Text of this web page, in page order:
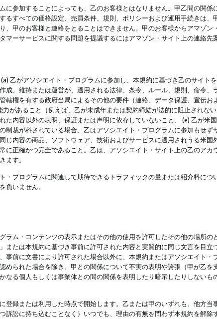
に参加することによっても、乙のお客様とはなりません。甲乙間の関
るすべての価格設定、売買条件、規則、ポリシーおよび運用手続きは
、甲のお客様と連絡をとることはできません。甲のお客様からアマゾ
マーサービスに関する問題を提議するにはアマゾン・サイト上の連絡先
乙がアソシエイト・プログラムに参加し、本規約に基づき乙のサイト
成、維持または運営が、適用される法律、条令、ルール、規則、命令
轄権を有する政府当局によるその他の要件（連絡、データ保護、宣伝
があること（例えば、乙が未成年または契約締結が法的に阻止されな
た内容以外の表明、保証または声明に依存していないこと、 (e) 乙が米
制裁が科されている場合、乙はアソシエイト・プログラムに参加もせ
じ内容の商品、ソフトウェア、技術およびサービスに適用されうる米
に正確かつ完全であること。乙は、アソシエイト・サイト上の乙のア
ます。
・プログラムに関連して期待できるトラフィックの量または紹介料に
負いません。
ラム・コンテンツの表示またはその他の使用を許可したその他の場所
または本規約に基づき事前に許可された内容と実質的に同じ文言を目
事前に文書により許可された場合以外に、本規約またはアソシエイト
められた場合を除き、甲との関係について不実の表明や誇張（甲が乙
なる個人もしくは事業体との間の関係を表明したり暗示したりしないも
登録または利用した時点で開始します。乙または甲のいずれも、他方
訴訟に持ち込むことなく）いつでも、理由の有無を問わず本規約を解除